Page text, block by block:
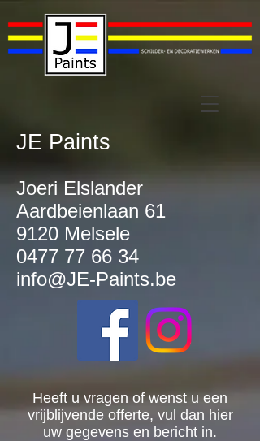
JE Paints
Joeri Elslander
Aardbeienlaan 61
9120 Melsele
0477 77 66 34
info@JE-Paints.be
Heeft u vragen of wenst u een
vrijblijvende offerte, vul dan hier
uw gegevens en bericht in.